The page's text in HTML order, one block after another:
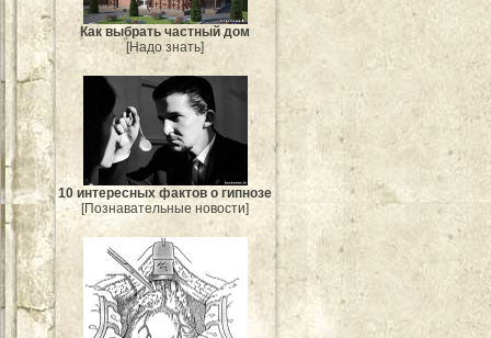
Как выбрать частный дом
[Надо знать]
10 интересных фактов о гипнозе
[Познавательные новости]